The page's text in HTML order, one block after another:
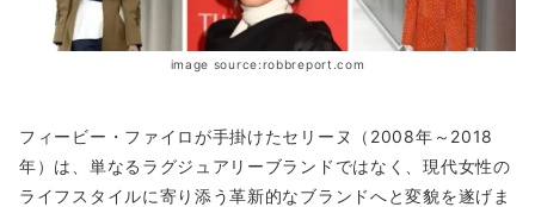
image source:robbreport.com
フィービー・ファイロが手掛けたセリーヌ（2008年～2018
年）は、単なるラグジュアリーブランドではなく、現代女性の
ライフスタイルに寄り添う革新的なブランドへと変貌を遂げま